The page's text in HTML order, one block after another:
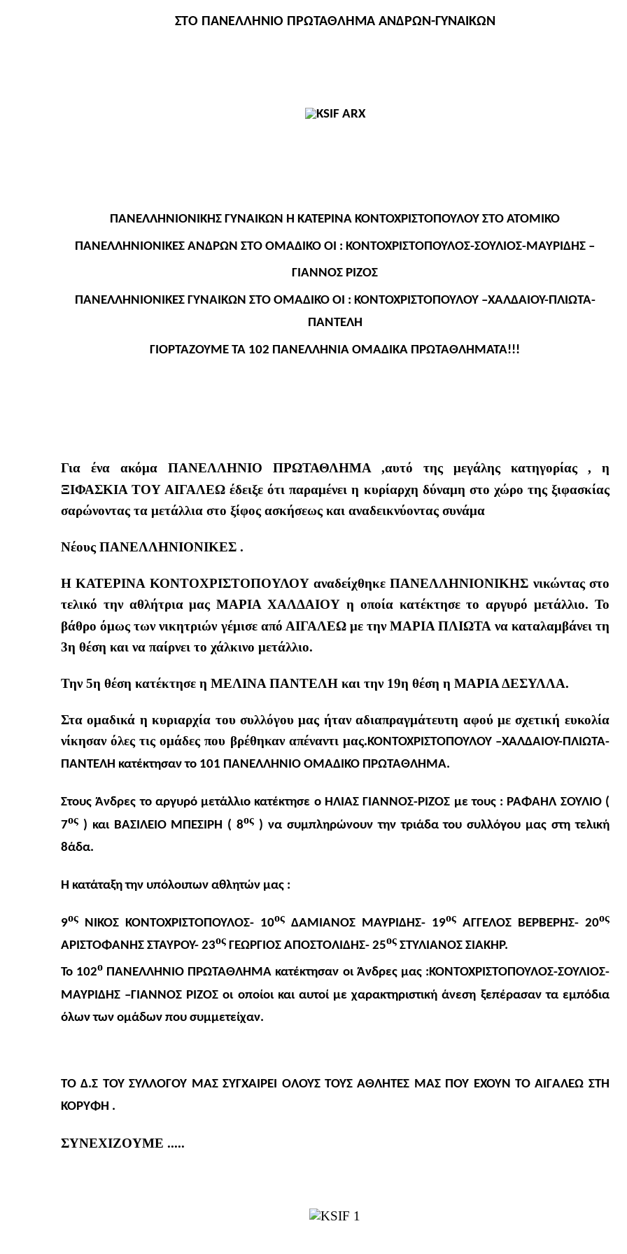
ΣΤΟ ΠΑΝΕΛΛΗΝΙΟ ΠΡΩΤΑΘΛΗΜΑ ΑΝΔΡΩΝ-ΓΥΝΑΙΚΩΝ
ΠΑΝΕΛΛΗΝΙΟΝΙΚΗΣ ΓΥΝΑΙΚΩΝ Η ΚΑΤΕΡΙΝΑ ΚΟΝΤΟΧΡΙΣΤΟΠΟΥΛΟΥ ΣΤΟ ΑΤΟΜΙΚΟ
ΠΑΝΕΛΛΗΝΙΟΝΙΚΕΣ ΑΝΔΡΩΝ ΣΤΟ ΟΜΑΔΙΚΟ ΟΙ : ΚΟΝΤΟΧΡΙΣΤΟΠΟΥΛΟΣ-ΣΟΥΛΙΟΣ-ΜΑΥΡΙΔΗΣ –
ΓΙΑΝΝΟΣ ΡΙΖΟΣ
ΠΑΝΕΛΛΗΝΙΟΝΙΚΕΣ ΓΥΝΑΙΚΩΝ ΣΤΟ ΟΜΑΔΙΚΟ ΟΙ : ΚΟΝΤΟΧΡΙΣΤΟΠΟΥΛΟΥ –ΧΑΛΔΑΙΟΥ-ΠΛΙΩΤΑ-
ΠΑΝΤΕΛΗ
ΓΙΟΡΤΑΖΟΥΜΕ ΤΑ 102 ΠΑΝΕΛΛΗΝΙΑ ΟΜΑΔΙΚΑ ΠΡΩΤΑΘΛΗΜΑΤΑ!!!
Για ένα ακόμα ΠΑΝΕΛΛΗΝΙΟ ΠΡΩΤΑΘΛΗΜΑ ,αυτό της μεγάλης κατηγορίας , η
ΞΙΦΑΣΚΙΑ ΤΟΥ ΑΙΓΑΛΕΩ έδειξε ότι παραμένει η κυρίαρχη δύναμη στο χώρο της ξιφασκίας
σαρώνοντας τα μετάλλια στο ξίφος ασκήσεως και αναδεικνύοντας συνάμα
Νέους ΠΑΝΕΛΛΗΝΙΟΝΙΚΕΣ .
Η ΚΑΤΕΡΙΝΑ ΚΟΝΤΟΧΡΙΣΤΟΠΟΥΛΟΥ αναδείχθηκε ΠΑΝΕΛΛΗΝΙΟΝΙΚΗΣ νικώντας στο
τελικό την αθλήτρια μας ΜΑΡΙΑ ΧΑΛΔΑΙΟΥ η οποία κατέκτησε το αργυρό μετάλλιο. Το
βάθρο όμως των νικητριών γέμισε από ΑΙΓΑΛΕΩ με την ΜΑΡΙΑ ΠΛΙΩΤΑ να καταλαμβάνει τη
3η θέση και να παίρνει το χάλκινο μετάλλιο.
Την 5η θέση κατέκτησε η ΜΕΛΙΝΑ ΠΑΝΤΕΛΗ και την 19η θέση η ΜΑΡΙΑ ΔΕΣΥΛΛΑ.
Στα ομαδικά η κυριαρχία του συλλόγου μας ήταν αδιαπραγμάτευτη αφού με σχετική ευκολία
νίκησαν όλες τις ομάδες που βρέθηκαν απέναντι μας.ΚΟΝΤΟΧΡΙΣΤΟΠΟΥΛΟΥ –ΧΑΛΔΑΙΟΥ-ΠΛΙΩΤΑ-
ΠΑΝΤΕΛΗ κατέκτησαν το 101 ΠΑΝΕΛΛΗΝΙΟ ΟΜΑΔΙΚΟ ΠΡΩΤΑΘΛΗΜΑ.
Στους Άνδρες το αργυρό μετάλλιο κατέκτησε ο ΗΛΙΑΣ ΓΙΑΝΝΟΣ-ΡΙΖΟΣ με τους : ΡΑΦΑΗΛ ΣΟΥΛΙΟ (
7ος ) και ΒΑΣΙΛΕΙΟ ΜΠΕΣΙΡΗ ( 8ος ) να συμπληρώνουν την τριάδα του συλλόγου μας στη τελική
8άδα.
Η κατάταξη την υπόλοιπων αθλητών μας :
9ος ΝΙΚΟΣ ΚΟΝΤΟΧΡΙΣΤΟΠΟΥΛΟΣ- 10οςΔΑΜΙΑΝΟΣ ΜΑΥΡΙΔΗΣ- 19οςΑΓΓΕΛΟΣ ΒΕΡΒΕΡΗΣ- 20ος
ΑΡΙΣΤΟΦΑΝΗΣ ΣΤΑΥΡΟΥ- 23ος ΓΕΩΡΓΙΟΣ ΑΠΟΣΤΟΛΙΔΗΣ- 25ος ΣΤΥΛΙΑΝΟΣ ΣΙΑΚΗΡ.
Το 102ο ΠΑΝΕΛΛΗΝΙΟ ΠΡΩΤΑΘΛΗΜΑ κατέκτησαν οι Άνδρες μας :ΚΟΝΤΟΧΡΙΣΤΟΠΟΥΛΟΣ-ΣΟΥΛΙΟΣ-
ΜΑΥΡΙΔΗΣ –ΓΙΑΝΝΟΣ ΡΙΖΟΣ οι οποίοι και αυτοί με χαρακτηριστική άνεση ξεπέρασαν τα εμπόδια
όλων των ομάδων που συμμετείχαν.
ΤΟ Δ.Σ ΤΟΥ ΣΥΛΛΟΓΟΥ ΜΑΣ ΣΥΓΧΑΙΡΕΙ ΟΛΟΥΣ ΤΟΥΣ ΑΘΛΗΤΕΣ ΜΑΣ ΠΟΥ ΕΧΟΥΝ ΤΟ ΑΙΓΑΛΕΩ ΣΤΗ
ΚΟΡΥΦΗ .
ΣΥΝΕΧΙΖΟΥΜΕ .....